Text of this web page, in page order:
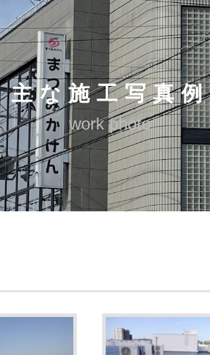
主な施工写真例
work photo